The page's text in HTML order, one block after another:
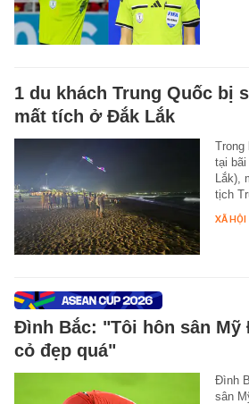
1 du khách Trung Quốc bị
mất tích ở Đắk Lắk
Trong
tại bãi
Lắk),
tịch
XÃ HỘI
Đình Bắc: "Tôi hôn sân
cỏ đẹp quá"
Đình
sân